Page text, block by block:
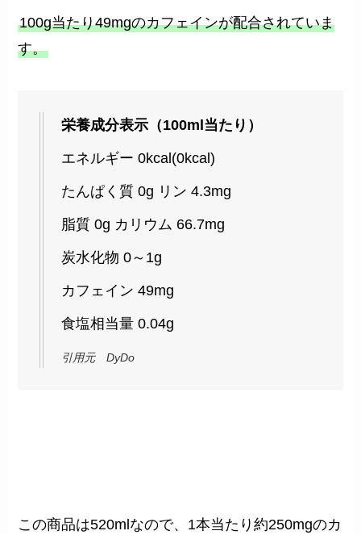
100g当たり49mgのカフェインが配合されていま
す。
栄養成分表示（100ml当たり）
エネルギー 0kcal(0kcal)
たんぱく質 0g リン 4.3mg
脂質 0g カリウム 66.7mg
炭水化物 0～1g
カフェイン 49mg
食塩相当量 0.04g
引用元 DyDo
この商品は520mlなので、1本当たり約250mgのカ